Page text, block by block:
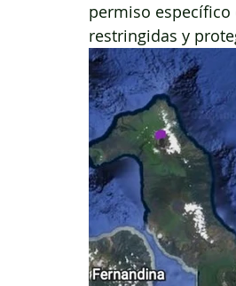
permiso específico
restringidas y